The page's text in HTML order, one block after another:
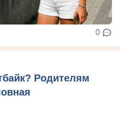
0
Родителям